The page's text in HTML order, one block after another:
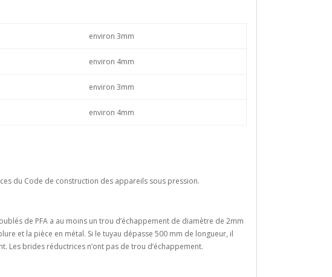
environ 3mm
environ 4mm
environ 3mm
environ 4mm
du Code de construction des appareils sous pression.
de PFA a au moins un trou d’échappement de diamètre de 2mm
et la pièce en métal. Si le tuyau dépasse 500 mm de longueur, il
Les brides réductrices n’ont pas de trou d’échappement.